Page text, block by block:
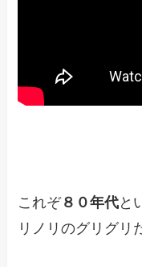
これぞ８０年代と
リノリのグリグリ